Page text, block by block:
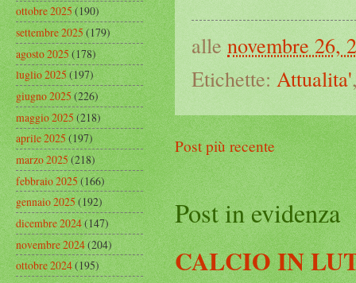
alle novembre 26,
Etichette: Attualita'
Post più recente
Post in evidenza
CALCIO IN
ottobre 2025(190)
settembre 2025(179)
agosto 2025(178)
luglio 2025(197)
giugno 2025(226)
maggio 2025(218)
aprile 2025(197)
marzo 2025(218)
febbraio 2025(166)
gennaio 2025(192)
dicembre 2024(147)
novembre 2024(204)
ottobre 2024(195)